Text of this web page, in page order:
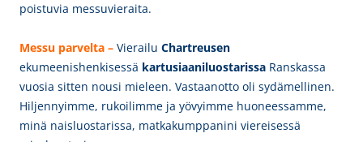
poistuvia messuvieraita.
Messu parvelta – Vierailu Chartreusen
ekumeenishenkisessä kartusiaaniluostarissa Ranskassa
vuosia sitten nousi mieleen. Vastaanotto oli sydämellinen.
Hiljennyimme, rukoilimme ja yövyimme huoneessamme,
minä naisluostarissa, matkakumppanini viereisessä